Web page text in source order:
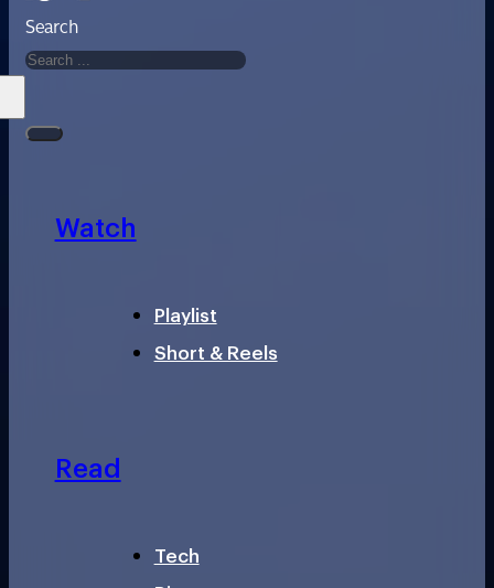
Search
Watch
Playlist
Short & Reels
Read
Tech